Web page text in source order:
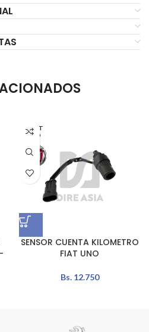
AGOT
ADO
SENSOR CUENTA KILOMETRO
FIAT UNO
Bs.12.750